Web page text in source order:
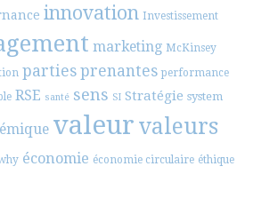
innovation Investissement
marketing McKinsey
parties prenantes performance
RSE santé sens SI Stratégie system
valeur valeurs
économie économie circulaire éthique